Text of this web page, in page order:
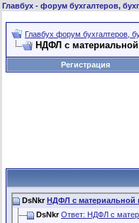
Главбух - форум бухгалтеров,
Главбух форум бухгалтеров,
НДФЛ с
Регистрация
DsNkr НДФЛ с материальной
DsNkr Ответ: НДФЛ с